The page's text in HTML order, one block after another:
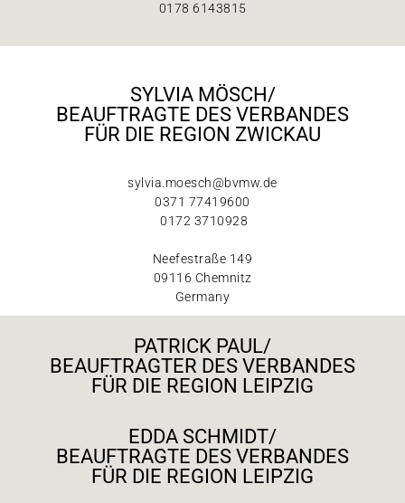
0178 6143815
SYLVIA MÖSCH/
BEAUFTRAGTE DES VERBANDES
FÜR DIE REGION ZWICKAU
sylvia.moesch@bvmw.de
0371 77419600
0172 3710928
Neefestraße 149
09116 Chemnitz
Germany
PATRICK PAUL/
BEAUFTRAGTER DES VERBANDES
FÜR DIE REGION LEIPZIG
EDDA SCHMIDT/
BEAUFTRAGTE DES VERBANDES
FÜR DIE REGION LEIPZIG